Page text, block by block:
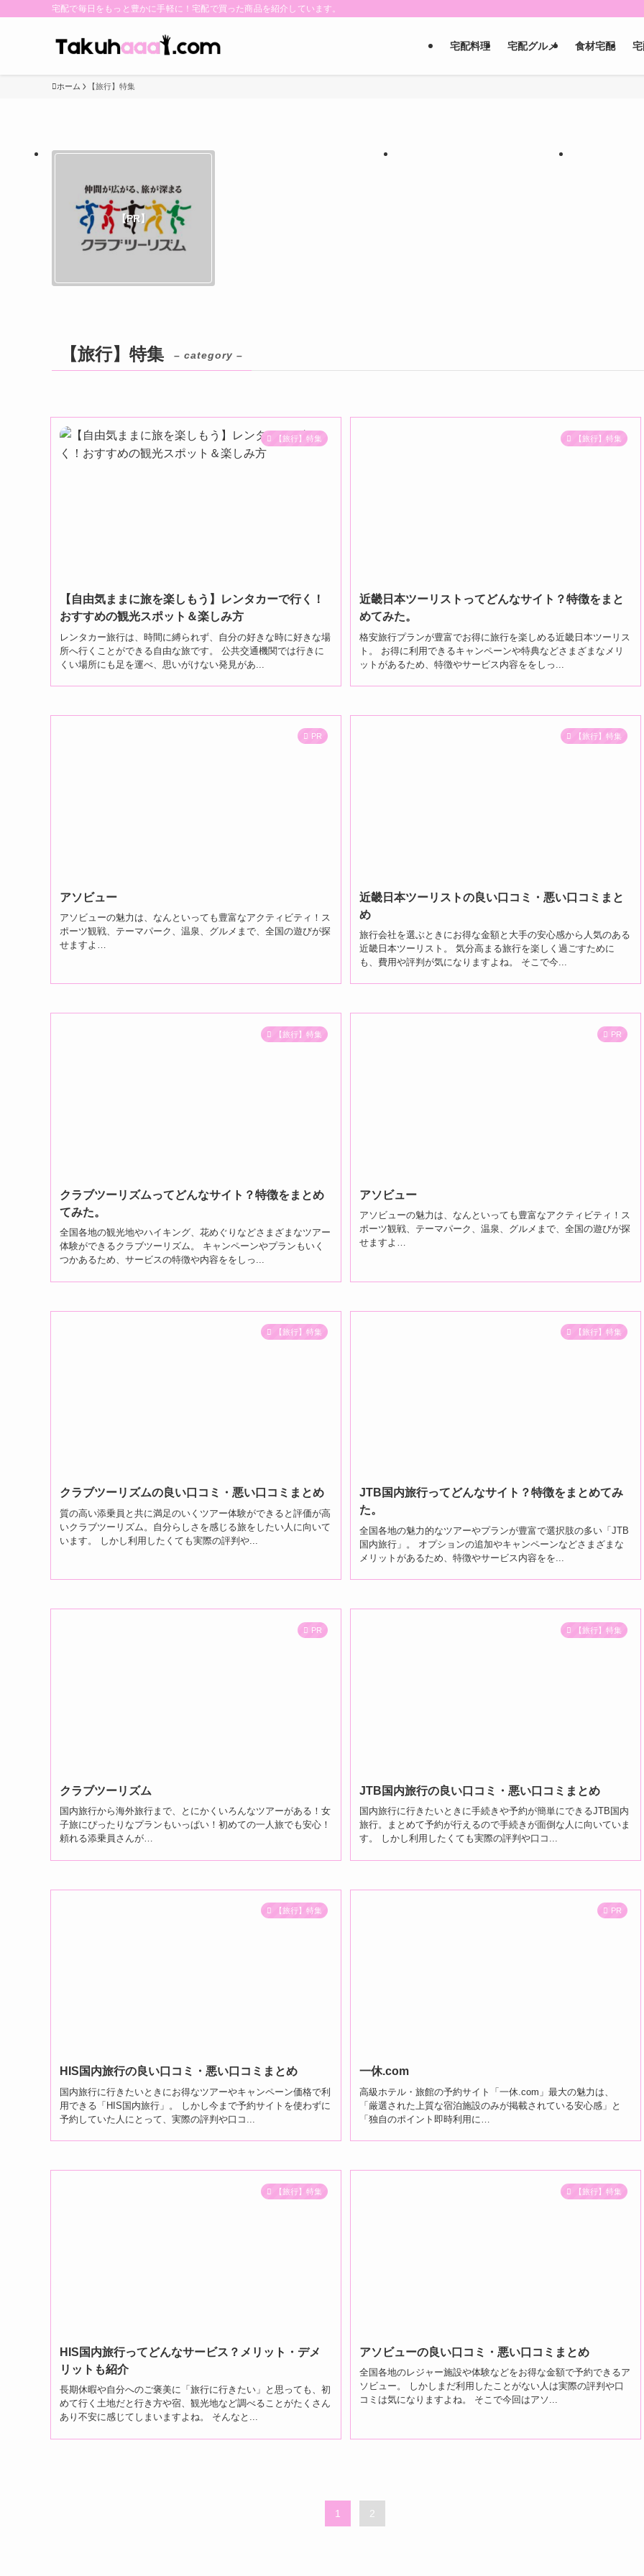
宅配で毎日をもっと豊かに手軽に！宅配で買った商品を紹介しています。
宅配料理 宅配グルメ 食材宅配
ホーム 【旅行】特集
【PR】
【旅行】特集 – category –
【旅行】特集
【自由気ままに旅を楽しもう】レンタカーで行く！
おすすめの観光スポット＆楽しみ方
レンタカー旅行は、時間に縛られず、自分の好きな時に好きな場
所へ行くことができる自由な旅です。 公共交通機関では行きに
くい場所にも足を運べ、思いがけない発見があ...
【旅行】特集
近畿日本ツーリストってどんなサイト？特徴をまと
めてみた。
格安旅行プランが豊富でお得に旅行を楽しめる近畿日本ツーリス
ト。 お得に利用できるキャンペーンや特典などさまざまなメリ
ットがあるため、特徴やサービス内容ををしっ...
PR
アソビュー
アソビューの魅力は、なんといっても豊富なアクティビティ！ス
ポーツ観戦、テーマパーク、温泉、グルメまで、全国の遊びが探
せますよ…
【旅行】特集
近畿日本ツーリストの良い口コミ・悪い口コミまと
め
旅行会社を選ぶときにお得な金額と大手の安心感から人気のある
近畿日本ツーリスト。 気分高まる旅行を楽しく過ごすために
も、費用や評判が気になりますよね。 そこで今...
【旅行】特集
クラブツーリズムってどんなサイト？特徴をまとめ
てみた。
全国各地の観光地やハイキング、花めぐりなどさまざまなツアー
体験ができるクラブツーリズム。 キャンペーンやプランもいく
つかあるため、サービスの特徴や内容ををしっ...
PR
アソビュー
アソビューの魅力は、なんといっても豊富なアクティビティ！ス
ポーツ観戦、テーマパーク、温泉、グルメまで、全国の遊びが探
せますよ…
【旅行】特集
クラブツーリズムの良い口コミ・悪い口コミまとめ
質の高い添乗員と共に満足のいくツアー体験ができると評価が高
いクラブツーリズム。自分らしさを感じる旅をしたい人に向いて
います。 しかし利用したくても実際の評判や...
【旅行】特集
JTB国内旅行ってどんなサイト？特徴をまとめてみ
た。
全国各地の魅力的なツアーやプランが豊富で選択肢の多い「JTB
国内旅行」。 オプションの追加やキャンペーンなどさまざまな
メリットがあるため、特徴やサービス内容をを...
PR
クラブツーリズム
国内旅行から海外旅行まで、とにかくいろんなツアーがある！女
子旅にぴったりなプランもいっぱい！初めての一人旅でも安心！
頼れる添乗員さんが…
【旅行】特集
JTB国内旅行の良い口コミ・悪い口コミまとめ
国内旅行に行きたいときに手続きや予約が簡単にできるJTB国内
旅行。まとめて予約が行えるので手続きが面倒な人に向いていま
す。 しかし利用したくても実際の評判や口コ...
【旅行】特集
HIS国内旅行の良い口コミ・悪い口コミまとめ
国内旅行に行きたいときにお得なツアーやキャンペーン価格で利
用できる「HIS国内旅行」。 しかし今まで予約サイトを使わずに
予約していた人にとって、実際の評判や口コ...
PR
一休.com
高級ホテル・旅館の予約サイト「一休.com」最大の魅力は、
「厳選された上質な宿泊施設のみが掲載されている安心感」と
「独自のポイント即時利用に…
【旅行】特集
HIS国内旅行ってどんなサービス？メリット・デメ
リットも紹介
長期休暇や自分へのご褒美に「旅行に行きたい」と思っても、初
めて行く土地だと行き方や宿、観光地など調べることがたくさん
あり不安に感じてしまいますよね。 そんなと...
【旅行】特集
アソビューの良い口コミ・悪い口コミまとめ
全国各地のレジャー施設や体験などをお得な金額で予約できるア
ソビュー。 しかしまだ利用したことがない人は実際の評判や口
コミは気になりますよね。 そこで今回はアソ...
1 2